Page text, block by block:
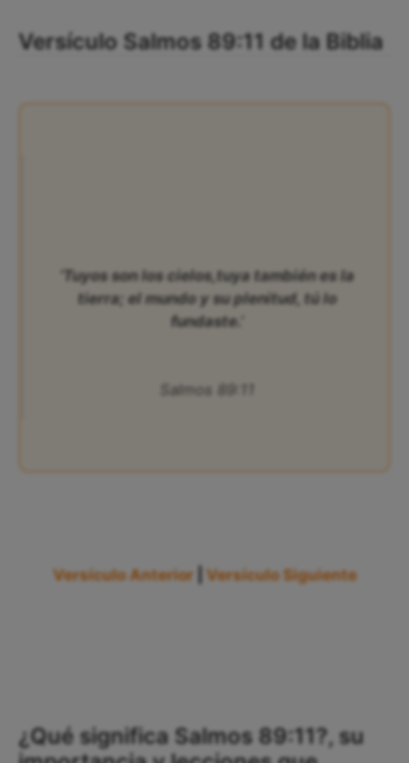
Versículo Salmos 89:11 de la Biblia
‘Tuyos son los cielos,tuya también es la
tierra; el mundo y su plenitud, tú lo
fundaste.’
Salmos 89:11
Versículo Anterior Versículo Siguiente
¿Qué significa Salmos 89:11?, su